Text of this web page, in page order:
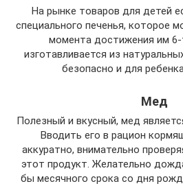
На рынке товаров для детей
специального печенья, которое
момента достижения им
изготавливается из
безопасно и для
Мед
Полезный и вкусный, мед
Вводить его в рацион
аккуратно, внимательно
этот продукт. Желательно
бы месячного срока со дня